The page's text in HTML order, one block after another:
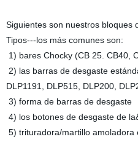
Siguientes son nuestros bloques
Tipos---los más comunes son:
1) bares Chocky (CB 25. CB40,
2) las barras de desgaste
DLP1191, DLP515, DLP200,
3) forma de barras de desgaste
4) los botones de desgaste de
5) trituradora/martillo amoladora